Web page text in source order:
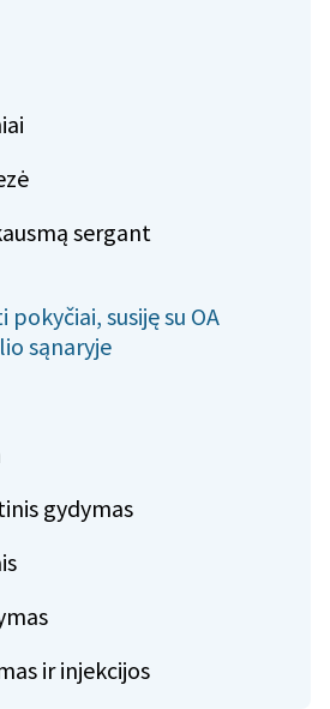
sergant
pokyčiai, susiję su OA
sąnaryje
gydymas
ir injekcijos